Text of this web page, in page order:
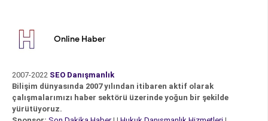
Online Haber
2007-2022 SEO Danışmanlık
Bilişim dünyasında 2007 yılından itibaren aktif olarak
çalışmalarımızı haber sektörü üzerinde yoğun bir şekilde
yürütüyoruz.